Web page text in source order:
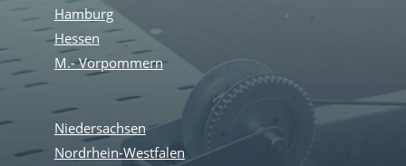
Hamburg
Hessen
M.- Vorpommern
Niedersachsen
Nordrhein-Westfalen